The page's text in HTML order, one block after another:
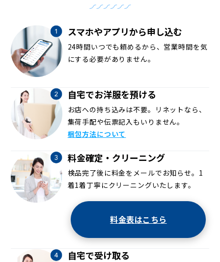
スマホやアプリから申し込む
24時間いつでも頼めるから、営業時間を気
にする必要がありません。
自宅でお洋服を預ける
お店への持ち込みは不要。リネットなら、
集荷手配や伝票記入もいりません。
梱包方法について
料金確定・クリーニング
検品完了後に料金をメールでお知らせ。1
着1着丁寧にクリーニングいたします。
料金表はこちら
自宅で受け取る